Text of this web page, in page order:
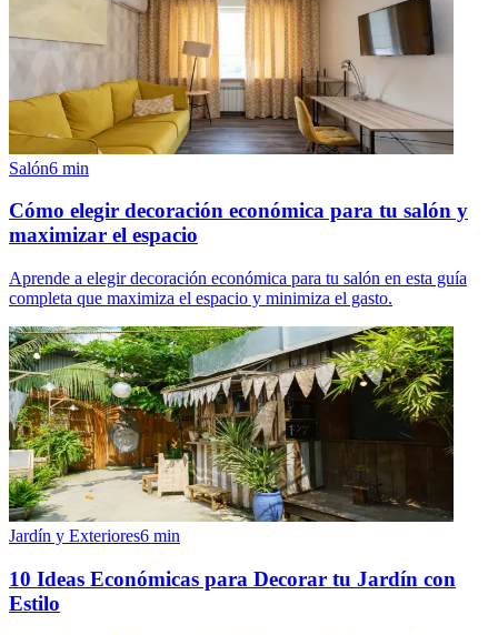
Salón6 min
Cómo elegir decoración económica para tu salón y
maximizar el espacio
Aprende a elegir decoración económica para tu salón en esta guía
completa que maximiza el espacio y minimiza el gasto.
Jardín y Exteriores6 min
10 Ideas Económicas para Decorar tu Jardín con
Estilo